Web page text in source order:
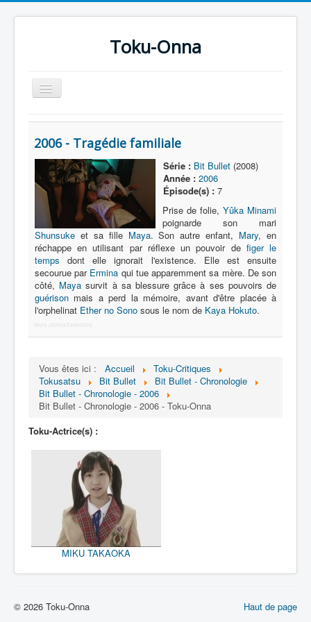
Toku-Onna
Basculer
la
Accueil
Toku-Actrices
Toku-Critiques
Séries
Films
COSAA
Dessins
Artiste Asperger
Lexique
Série
Personnages
Chronologie
Références
Fanservice
2006 - Tragédie familiale
Série : Bit Bullet (2008)
Année : 2006
Épisode(s) : 7
Prise de folie, Yûka Minami
poignarde son mari
Shunsuke et sa fille Maya. Son autre enfant, Mary, en
réchappe en utilisant par réflexe un pouvoir de figer le
temps dont elle ignorait l'existence. Elle est ensuite
secourue par Ermina qui tue apparemment sa mère. De son
côté, Maya survit à sa blessure grâce à ses pouvoirs de
guérison mais a perd la mémoire, avant d'être placée à
l'orphelinat Ether no Sono sous le nom de Kaya Hokuto.
More Joomla Extensions
Vous êtes ici : Accueil
Toku-Critiques
Tokusatsu
Bit Bullet
Bit Bullet - Chronologie
Bit Bullet - Chronologie - 2006
Bit Bullet - Chronologie - 2006 - Toku-Onna
Toku-Actrice(s) :
MIKU TAKAOKA
Haut de page
© 2026 Toku-Onna